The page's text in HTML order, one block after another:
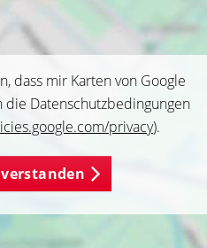
dass mir Karten von Google
die Datenschutzbedingungen
privacy).